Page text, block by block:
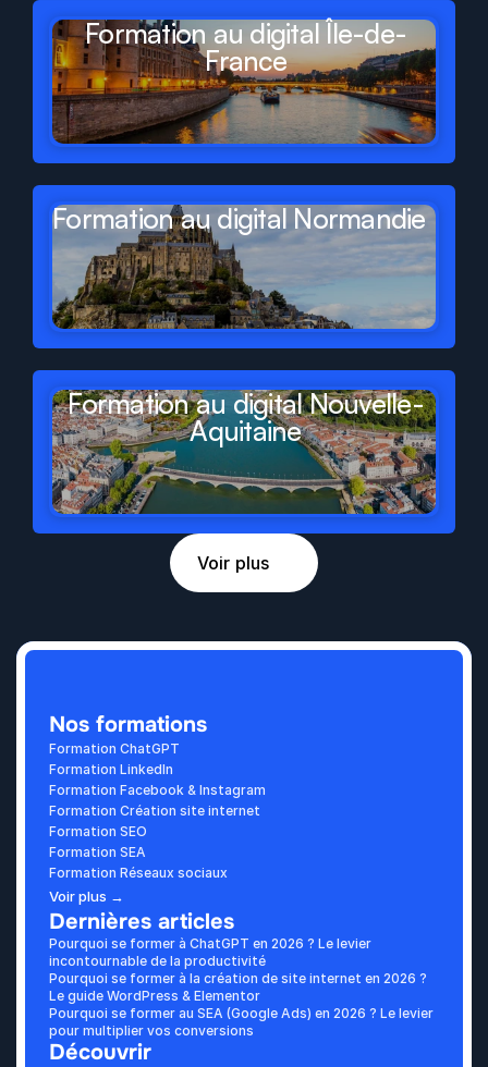
Formation au digital Île-de-
France
Formation au digital Normandie
Formation au digital Nouvelle-
Aquitaine
Voir plus
Nos formations
Formation ChatGPT
Formation LinkedIn
Formation Facebook & Instagram
Formation Création site internet
Formation SEO
Formation SEA
Formation Réseaux sociaux
Voir plus →
Dernières articles
Pourquoi se former à ChatGPT en 2026 ? Le levier
incontournable de la productivité
Pourquoi se former à la création de site internet en 2026 ?
Le guide WordPress & Elementor
Pourquoi se former au SEA (Google Ads) en 2026 ? Le levier
pour multiplier vos conversions
Découvrir